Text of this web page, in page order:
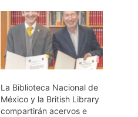
La Biblioteca Nacional de
México y la British Library
compartirán acervos e